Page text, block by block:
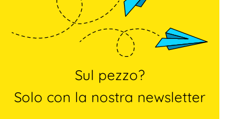
Sul pezzo?
Solo con la nostra newsletter